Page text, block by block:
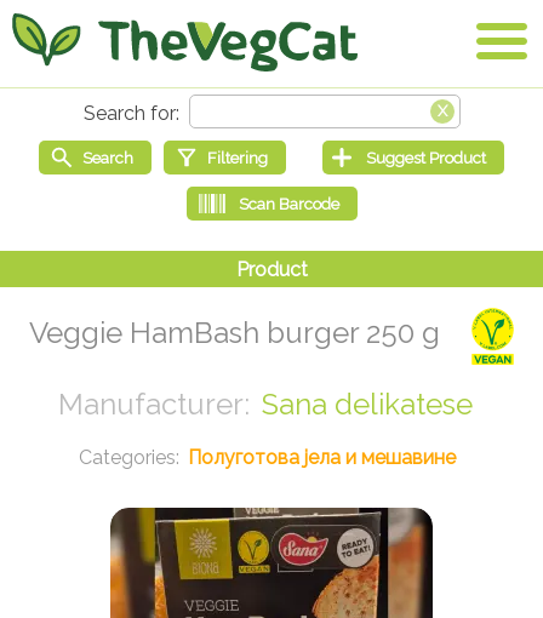
Veggie HamBash burger 250 g
Sana delikatese
Полуготова јела и мешавине